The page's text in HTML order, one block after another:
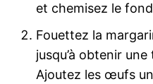
et chemisez le
Fouettez la
jusqu’à obtenir
Ajoutez les œufs